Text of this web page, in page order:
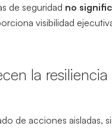
de seguridad no
visibilidad
la
de acciones aisladas,